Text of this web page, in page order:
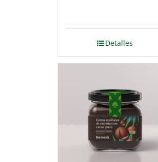
Detalles